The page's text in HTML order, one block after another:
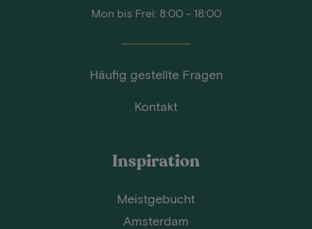
Mon bis Frei: 8:00 - 18:00
Häufig gestellte Fragen
Kontakt
Inspiration
Meistgebucht
Amsterdam